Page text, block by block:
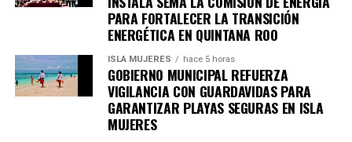
PARA FORTALECER LA TRANSICIÓN
ENERGÉTICA EN QUINTANA ROO
ISLA MUJERES hace 5 horas
GOBIERNO MUNICIPAL REFUERZA
VIGILANCIA CON GUARDAVIDAS PARA
GARANTIZAR PLAYAS SEGURAS EN ISLA
MUJERES